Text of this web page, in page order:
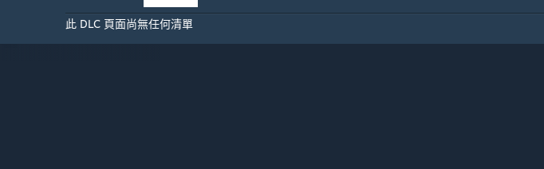
此 DLC 頁面尚無任何清單